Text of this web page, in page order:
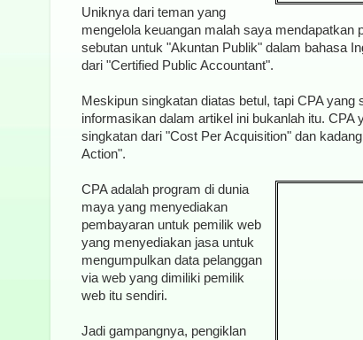
Uniknya dari teman yang
mengelola keuangan malah saya mendapatkan
sebutan untuk "Akuntan Publik" dalam bahasa
dari "Certified Public Accountant".
Meskipun singkatan diatas betul, tapi CPA
informasikan dalam artikel ini bukanlah itu. CPA
singkatan dari "Cost Per Acquisition" dan
Action".
CPA adalah program di dunia
maya yang menyediakan
pembayaran untuk pemilik web
yang menyediakan jasa untuk
mengumpulkan data pelanggan
via web yang dimiliki pemilik
web itu sendiri.
Jadi gampangnya, pengiklan